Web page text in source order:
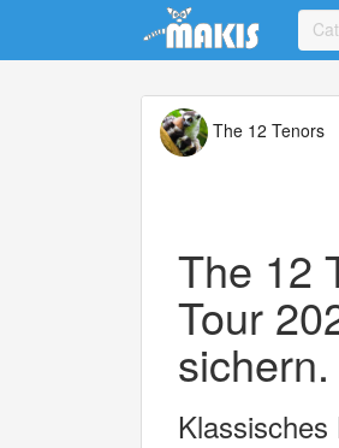
Update cookies preferences
The 12 Tenors
The 12
Tour